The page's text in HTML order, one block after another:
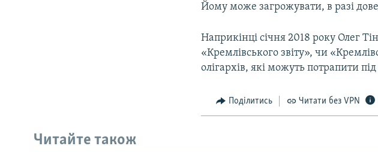
Йому може загрожувати, в разі
Наприкінці січня 2018 року Олег
«Кремлівського звіту», чи
олігархів, які можуть потрапити
Поділитись Читати без VPN
Читайте також